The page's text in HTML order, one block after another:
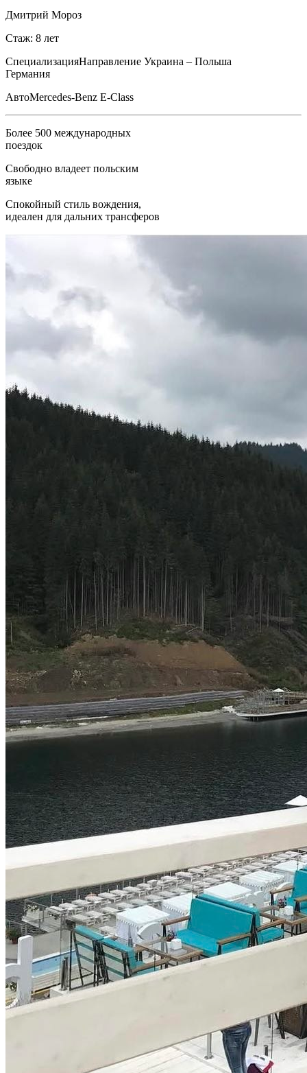
Дмитрий Мороз
Стаж: 8 лет
СпециализацияНаправление Украина – Польша
Германия
АвтоMercedes-Benz E-Class
Более 500 международных
поездок
Свободно владеет польским
языке
Спокойный стиль вождения,
идеален для дальних трансферов